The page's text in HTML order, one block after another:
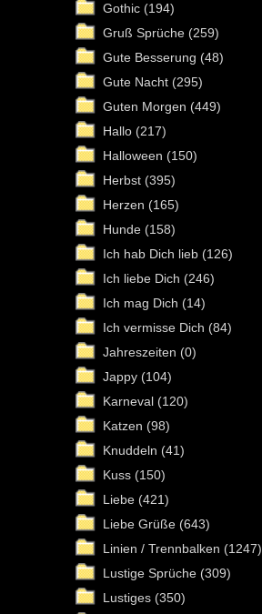
Gothic (194)
Gruß Sprüche (259)
Gute Besserung (48)
Gute Nacht (295)
Guten Morgen (449)
Hallo (217)
Halloween (150)
Herbst (395)
Herzen (165)
Hunde (158)
Ich hab Dich lieb (126)
Ich liebe Dich (246)
Ich mag Dich (14)
Ich vermisse Dich (84)
Jahreszeiten (0)
Jappy (104)
Karneval (120)
Katzen (98)
Knuddeln (41)
Kuss (150)
Liebe (421)
Liebe Grüße (643)
Linien / Trennbalken (1247)
Lustige Sprüche (309)
Lustiges (350)